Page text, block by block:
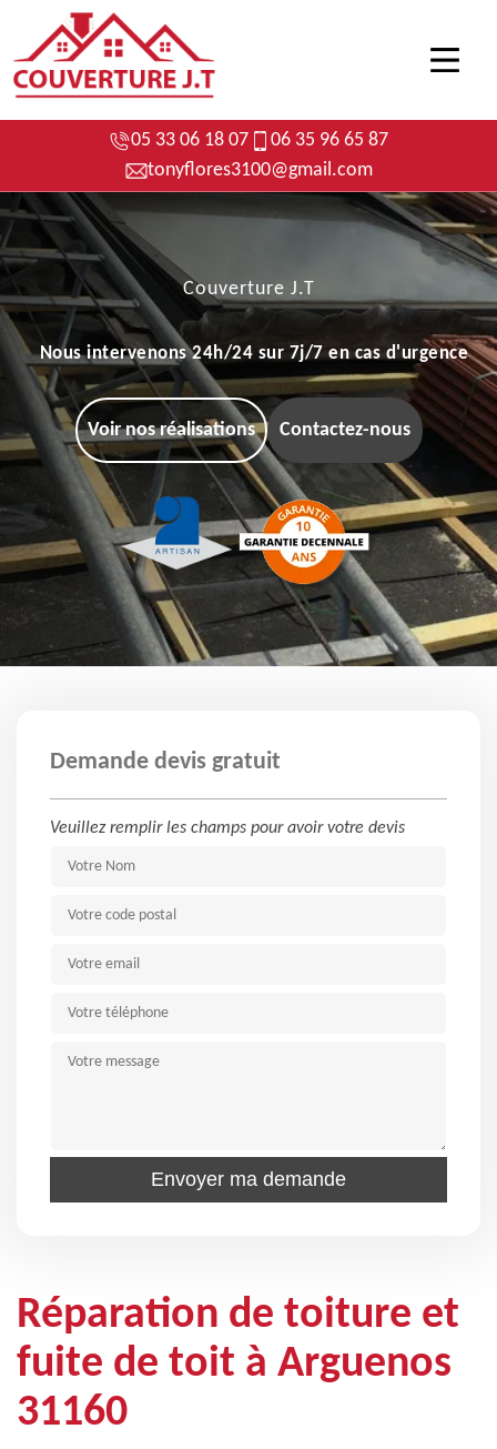
05 33 06 18 07
06 35 96 65 87
tonyflores3100@gmail.com
Couverture J.T
Nous intervenons 24h/24 sur 7j/7 en cas d'urgence
Voir nos réalisations Contactez-nous
Demande devis gratuit
Veuillez remplir les champs pour avoir votre devis
Réparation de toiture et
fuite de toit à Arguenos
31160